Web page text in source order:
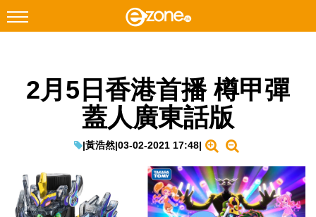
Facebook Instagram
教學評測
2月5日香港首播 樽甲彈
蓋人廣東話版
|黃浩然|03-02-2021 17:48|